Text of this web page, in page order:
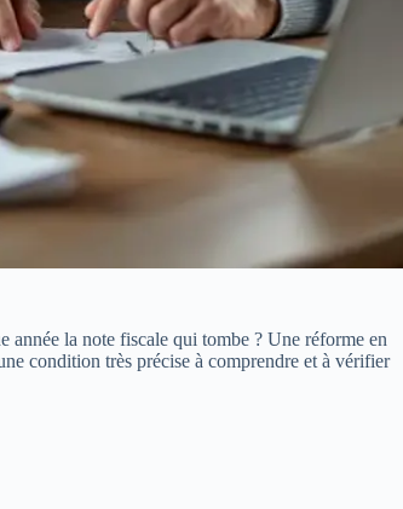
année la note fiscale qui tombe ? Une réforme en
condition très précise à comprendre et à vérifier